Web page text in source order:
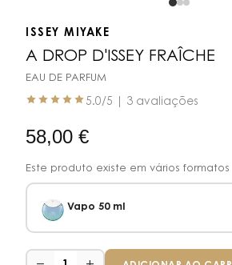
ISSEY MIYAKE
A DROP D'ISSEY FRAÎCHE
EAU DE PARFUM
5.0/5 | 3 avaliações
58,00 €
Este produto existe em vários formatos
Vapo 50 ml